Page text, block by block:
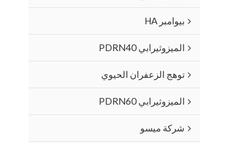
بيوامبر HA
الميزوثيرابي PDRN40
توهج الزعفران الحيوي
الميزوثيرابي PDRN60
شركة ميسو